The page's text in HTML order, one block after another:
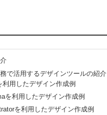
で活用するデザインツールの紹介
利用したデザイン作成例
を利用したデザイン作成例
を利用したデザイン作成例